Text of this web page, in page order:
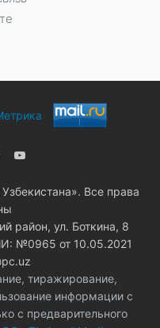
Все права
район, ул. Боткина, 8
№0965 от 10.05.2021
тиражирование,
информации с
с предварительного